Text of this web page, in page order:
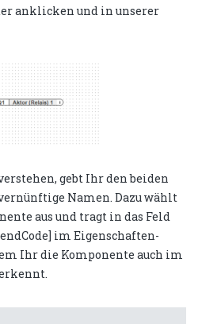
anklicken und in unserer
gebt Ihr den beiden
Namen. Dazu wählt
aus und tragt in das Feld
im Eigenschaften-
Ihr die Komponente auch im